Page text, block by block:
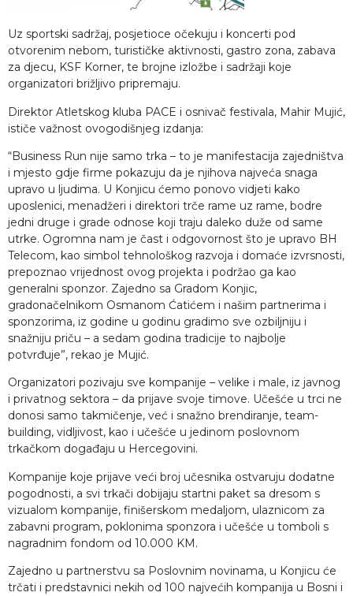
Uz sportski sadržaj, posjetioce očekuju i koncerti pod
otvorenim nebom, turističke aktivnosti, gastro zona, zabava
za djecu, KSF Korner, te brojne izložbe i sadržaji koje
organizatori brižljivo pripremaju.
Direktor Atletskog kluba PACE i osnivač festivala, Mahir Mujić,
ističe važnost ovogodišnjeg izdanja:
“Business Run nije samo trka – to je manifestacija zajedništva
i mjesto gdje firme pokazuju da je njihova najveća snaga
upravo u ljudima. U Konjicu ćemo ponovo vidjeti kako
uposlenici, menadžeri i direktori trče rame uz rame, bodre
jedni druge i grade odnose koji traju daleko duže od same
utrke. Ogromna nam je čast i odgovornost što je upravo BH
Telecom, kao simbol tehnološkog razvoja i domaće izvrsnosti,
prepoznao vrijednost ovog projekta i podržao ga kao
generalni sponzor. Zajedno sa Gradom Konjic,
gradonačelnikom Osmanom Ćatićem i našim partnerima i
sponzorima, iz godine u godinu gradimo sve ozbiljniju i
snažniju priču – a sedam godina tradicije to najbolje
potvrđuje”, rekao je Mujić.
Organizatori pozivaju sve kompanije – velike i male, iz javnog
i privatnog sektora – da prijave svoje timove. Učešće u trci ne
donosi samo takmičenje, već i snažno brendiranje, team-
building, vidljivost, kao i učešće u jedinom poslovnom
trkačkom događaju u Hercegovini.
Kompanije koje prijave veći broj učesnika ostvaruju dodatne
pogodnosti, a svi trkači dobijaju startni paket sa dresom s
vizualom kompanije, finišerskom medaljom, ulaznicom za
zabavni program, poklonima sponzora i učešće u tomboli s
nagradnim fondom od 10.000 KM.
Zajedno u partnerstvu sa Poslovnim novinama, u Konjicu će
trčati i predstavnici nekih od 100 najvećih kompanija u Bosni i